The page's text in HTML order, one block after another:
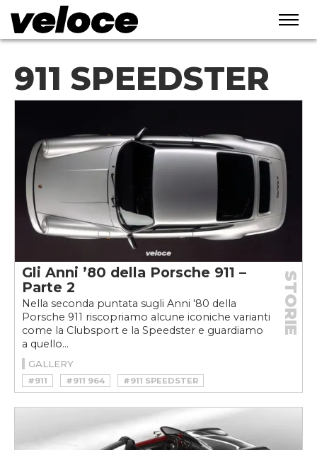
911 SPEEDSTER
Gli Anni ’80 della Porsche 911 –
Parte 2
Nella seconda puntata sugli Anni '80 della
Porsche 911 riscopriamo alcune iconiche varianti
come la Clubsport e la Speedster e guardiamo
a quello...
STORIE
GALLERY
#911 #911 964
#911 SPEEDSTER
#PORSCHE
#PORSCHE 911
#PORSCHE 911 964
#PORSCHE 911 CARRERA 4
#PORSCHE 911 CLUBSPORT